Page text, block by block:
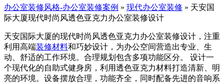
办公室装修风格-办公室装修案例 » 现代办公室装修 » 天安国
际大厦现代时尚风透色亚克力办公室装修设计
天安国际大厦的现代时尚风透色亚克力办公室装修设计，注重
利用高端装修材料和巧妙设计，为办公空间营造出专业、生
动、舒适的工作环境。合理规划包含多项功能区分。 设计一
个现代化的自助式健身房，利用透色亚克力材料打造清新、明
亮的环境。设备摆放合理，功能齐全，同时配备先进的音响系